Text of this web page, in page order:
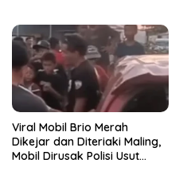
Viral Mobil Brio Merah
Dikejar dan Diteriaki Maling,
Mobil Dirusak Polisi Usut